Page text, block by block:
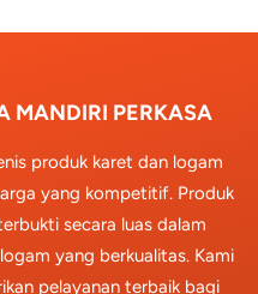
MANDIRI PERKASA
produk karet dan logam
yang kompetitif. Produk
secara luas dalam
yang berkualitas. Kami
pelayanan terbaik bagi